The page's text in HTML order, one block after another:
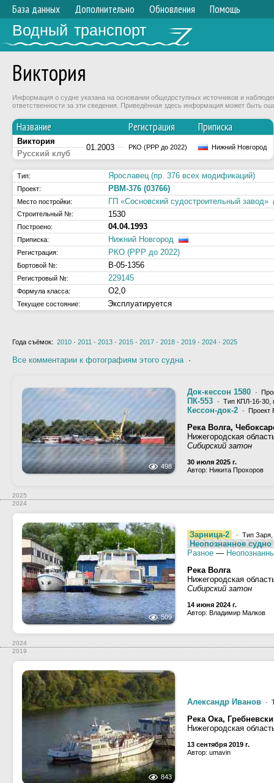
База данных Дополнительно Обновления Помощь
Водный транспорт
Виктория
Информация о судне указана на основании общедоступных источников и
ответственности за эти сведения. Приведённая здесь информация может быть
Название Регистрация Приписка
Виктория
01.2003 РКО (РРР до 2022) Нижний Новгород
Русский клуб
Тип: Ярославец (пр. 376 всех модификаций)
Проект: РВМ-376 (03766)
Место постройки: ГП «Сосновский судостроительный завод»
Строительный №: 1530
Построено: 04.04.1993
Приписка: Нижний Новгород
Регистрация: РКО (РРР до 2022)
Бортовой №: В-05-1356
Регистровый №: 229145
Формула класса: О2,0
Текущее состояние: Эксплуатируется
Года съёмок: 2010 · 2011 · 2013 · 2015 · 2017 · 2018 · 2019 · 2024 · 2025
Все комментарии к фотографиям этого судна·
498
Док-кессон 1580 ·
ПК-553 · Тип КПЛ-16-30,
Кессон-док-2 · Проект
Река Волга,
Нижегородская
Сибирский затон
30 июля 2025 г.
Автор: Никита Прохоров
2025
2024
509
Зарница-2 · Тип
Неопознанное
Разное —
Река Волга
Нижегородская
Сибирский затон
14 июня 2024 г.
Автор: Владимир Малков
2024
2019
843
Александр Иванов ·
Река Ока,
Нижегородская
13 сентября 2019 г.
Автор: umavin